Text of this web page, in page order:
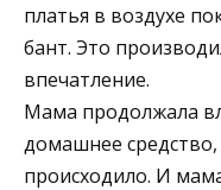
платья в воздухе
бант. Это
впечатление.
Мама продолжала
домашнее средство,
происходило. И